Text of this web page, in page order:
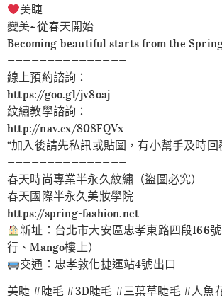
美睫
變美~從春天開始
Becoming beautiful starts from the
———————————————
線上預約諮詢：
https://goo.gl/jv8oaj
紋繡教學諮詢：
http://nav.cx/808FQVx
“加入後請先私訊或貼圖，有小幫手及時回
———————————————
春天時尚專業半永久紋繡（盜圖必究）
春天國際半永久美妝學院
https://spring-fashion.net
新址：台北市大安區忠孝東路四段166號
行、Mango樓上）
交通：忠孝敦化捷運站4號出口
美睫 #睫毛 #3D睫毛 #三葉草睫毛 #人魚